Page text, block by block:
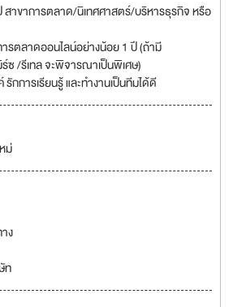
ขาการตลาด/นิเทศศาสตร์/บริหารธุรกิจ หรือ
รตลาดออนไลน์อย่างน้อย 1 ปี (ถ้ามี
ซ /รีเทล จะพิจารณาเป็นพิเศษ)
กการเรียนรู้ และทำงานเป็นทีมได้ดี
ม่
ง
ท